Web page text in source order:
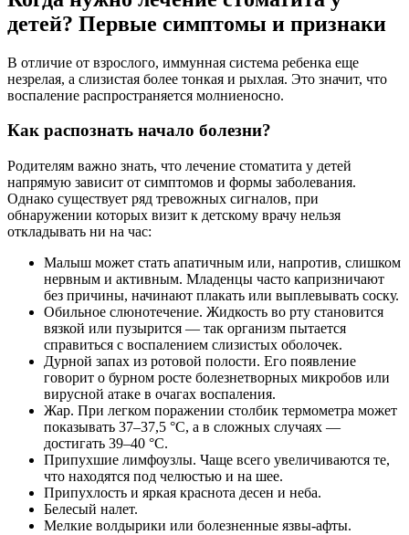
детей? Первые симптомы и признаки
В отличие от взрослого, иммунная система ребенка еще
незрелая, а слизистая более тонкая и рыхлая. Это значит, что
воспаление распространяется молниеносно.
Как распознать начало болезни?
Родителям важно знать, что лечение стоматита у детей
напрямую зависит от симптомов и формы заболевания.
Однако существует ряд тревожных сигналов, при
обнаружении которых визит к детскому врачу нельзя
откладывать ни на час:
Малыш может стать апатичным или, напротив, слишком
нервным и активным. Младенцы часто капризничают
без причины, начинают плакать или выплевывать соску.
Обильное слюнотечение. Жидкость во рту становится
вязкой или пузырится — так организм пытается
справиться с воспалением слизистых оболочек.
Дурной запах из ротовой полости. Его появление
говорит о бурном росте болезнетворных микробов или
вирусной атаке в очагах воспаления.
Жар. При легком поражении столбик термометра может
показывать 37–37,5 °C, а в сложных случаях —
достигать 39–40 °C.
Припухшие лимфоузлы. Чаще всего увеличиваются те,
что находятся под челюстью и на шее.
Припухлость и яркая краснота десен и неба.
Белесый налет.
Мелкие волдырики или болезненные язвы-афты.